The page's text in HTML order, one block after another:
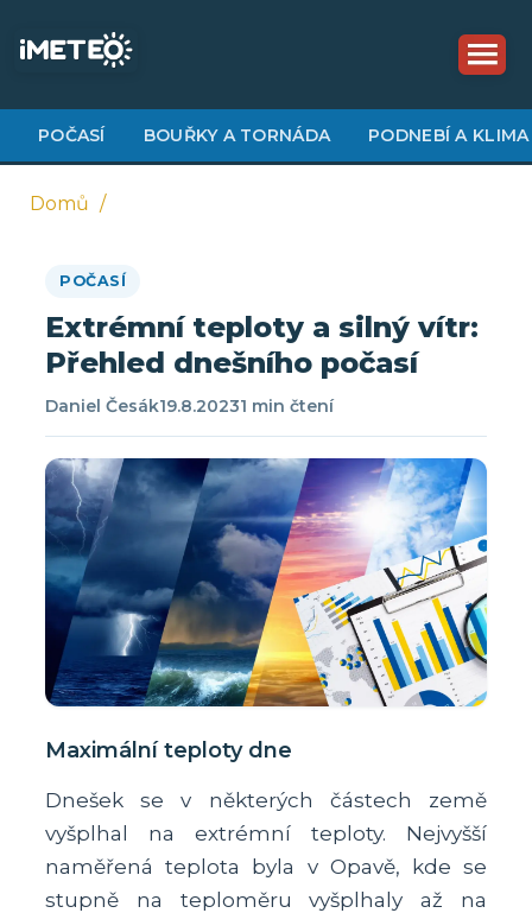
obsahu
POČASÍ BOUŘKY A TORNÁDA PODNEBÍ A KLIMA
navigace
Domů
POČASÍ
Extrémní teploty a silný vítr:
Přehled dnešního počasí
Daniel Česák19.8.20231 min čtení
Maximální teploty dne
Dnešek se v některých částech země
vyšplhal na extrémní teploty. Nejvyšší
naměřená teplota byla v Opavě, kde se
stupně na teploměru vyšplhaly až na